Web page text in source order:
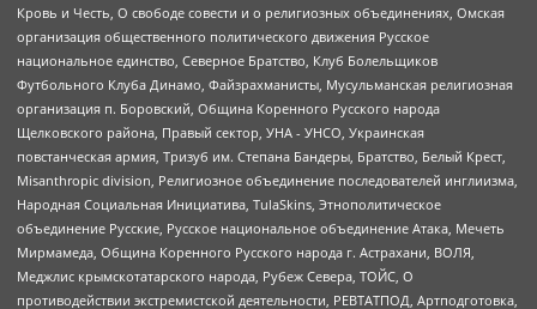
Кровь и Честь, О свободе совести и о религиозных объединениях, Омская
организация общественного политического движения Русское
национальное единство, Северное Братство, Клуб Болельщиков
Футбольного Клуба Динамо, Файзрахманисты, Мусульманская религиозная
организация п. Боровский, Община Коренного Русского народа
Щелковского района, Правый сектор, УНА - УНСО, Украинская
повстанческая армия, Тризуб им. Степана Бандеры, Братство, Белый Крест,
Misanthropic division, Религиозное объединение последователей инглиизма,
Народная Социальная Инициатива, TulaSkins, Этнополитическое
объединение Русские, Русское национальное объединение Атака, Мечеть
Мирмамеда, Община Коренного Русского народа г. Астрахани, ВОЛЯ,
Меджлис крымскотатарского народа, Рубеж Севера, ТОЙС, О
противодействии экстремистской деятельности, РЕВТАТПОД, Артподготовка,